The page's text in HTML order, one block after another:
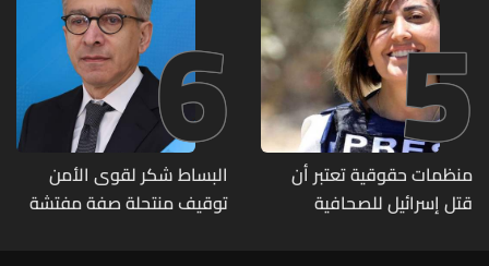
5
منظمات حقوقية تعتبر أن
قتل إسرائيل للصحافية
6
البساط شكر لقوى الأمن
توقيف منتحلة صفة مفتشة